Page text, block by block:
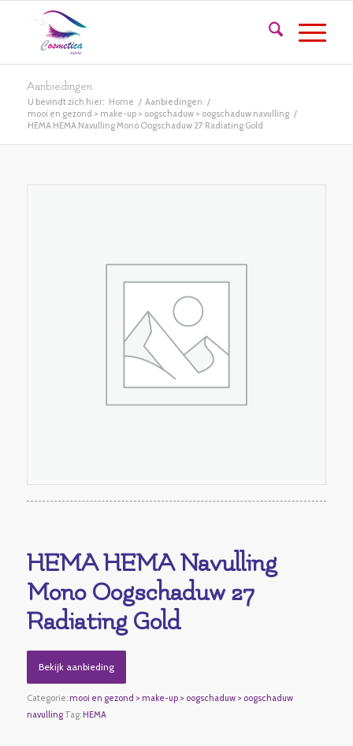
Aanbiedingen
U bevindt zich hier: Home / Aanbiedingen /
mooi en gezond > make-up > oogschaduw > oogschaduw navulling /
HEMA HEMA Navulling Mono Oogschaduw 27 Radiating Gold
HEMA HEMA Navulling
Mono Oogschaduw 27
Radiating Gold
Bekijk aanbieding
Categorie: mooi en gezond > make-up > oogschaduw > oogschaduw
navulling Tag: HEMA